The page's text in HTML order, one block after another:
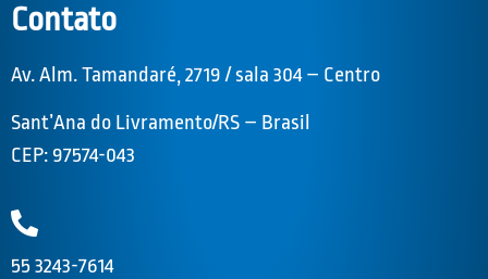
Contato
Av. Alm. Tamandaré, 2719 / sala 304 – Centro
Sant’Ana do Livramento/RS – Brasil
CEP: 97574-043
55 3243-7614